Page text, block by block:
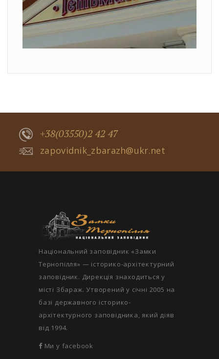
+38(03550)2 42 47
zapovidnik_zbarazh@ukr.net
Національний заповідник «Замки
Тернопілля» — історико-архітектурний
заповідник. Дирекція знаходиться у
місті Збараж. Утворений у січні 2005 на
базі державного історико-
архітектурного заповідника, який діяв
від 1994.
Ми у facebook